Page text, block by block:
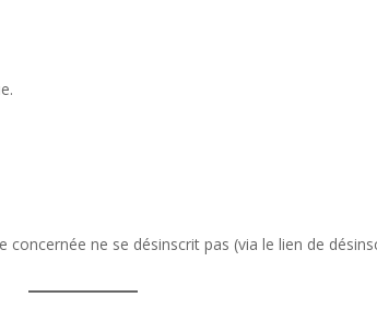
ne se désinscrit pas (via le lien de